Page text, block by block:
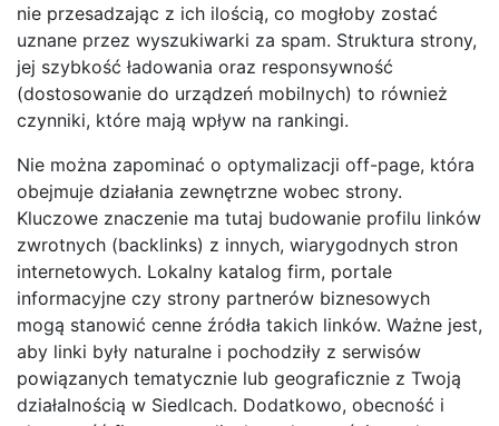
nie przesadzając z ich ilością, co mogłoby zostać
uznane przez wyszukiwarki za spam. Struktura strony,
jej szybkość ładowania oraz responsywność
(dostosowanie do urządzeń mobilnych) to również
czynniki, które mają wpływ na rankingi.
Nie można zapominać o optymalizacji off-page, która
obejmuje działania zewnętrzne wobec strony.
Kluczowe znaczenie ma tutaj budowanie profilu linków
zwrotnych (backlinks) z innych, wiarygodnych stron
internetowych. Lokalny katalog firm, portale
informacyjne czy strony partnerów biznesowych
mogą stanowić cenne źródła takich linków. Ważne jest,
aby linki były naturalne i pochodziły z serwisów
powiązanych tematycznie lub geograficznie z Twoją
działalnością w Siedlcach. Dodatkowo, obecność i